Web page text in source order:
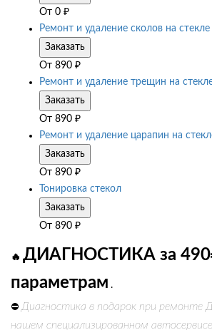
От 0 ₽
Ремонт и удаление сколов на стекле
Заказать
От 890 ₽
Ремонт и удаление трещин на
Заказать
От 890 ₽
Ремонт и удаление царапин на
Заказать
От 890 ₽
Тонировка стекол
Заказать
От 890 ₽
🔥 ДИАГНОСТИКА за
параметрам .
⛔ Диагностика в подарок при ремонте
нашем специализированном